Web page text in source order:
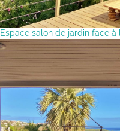
Espace salon de jardin face à